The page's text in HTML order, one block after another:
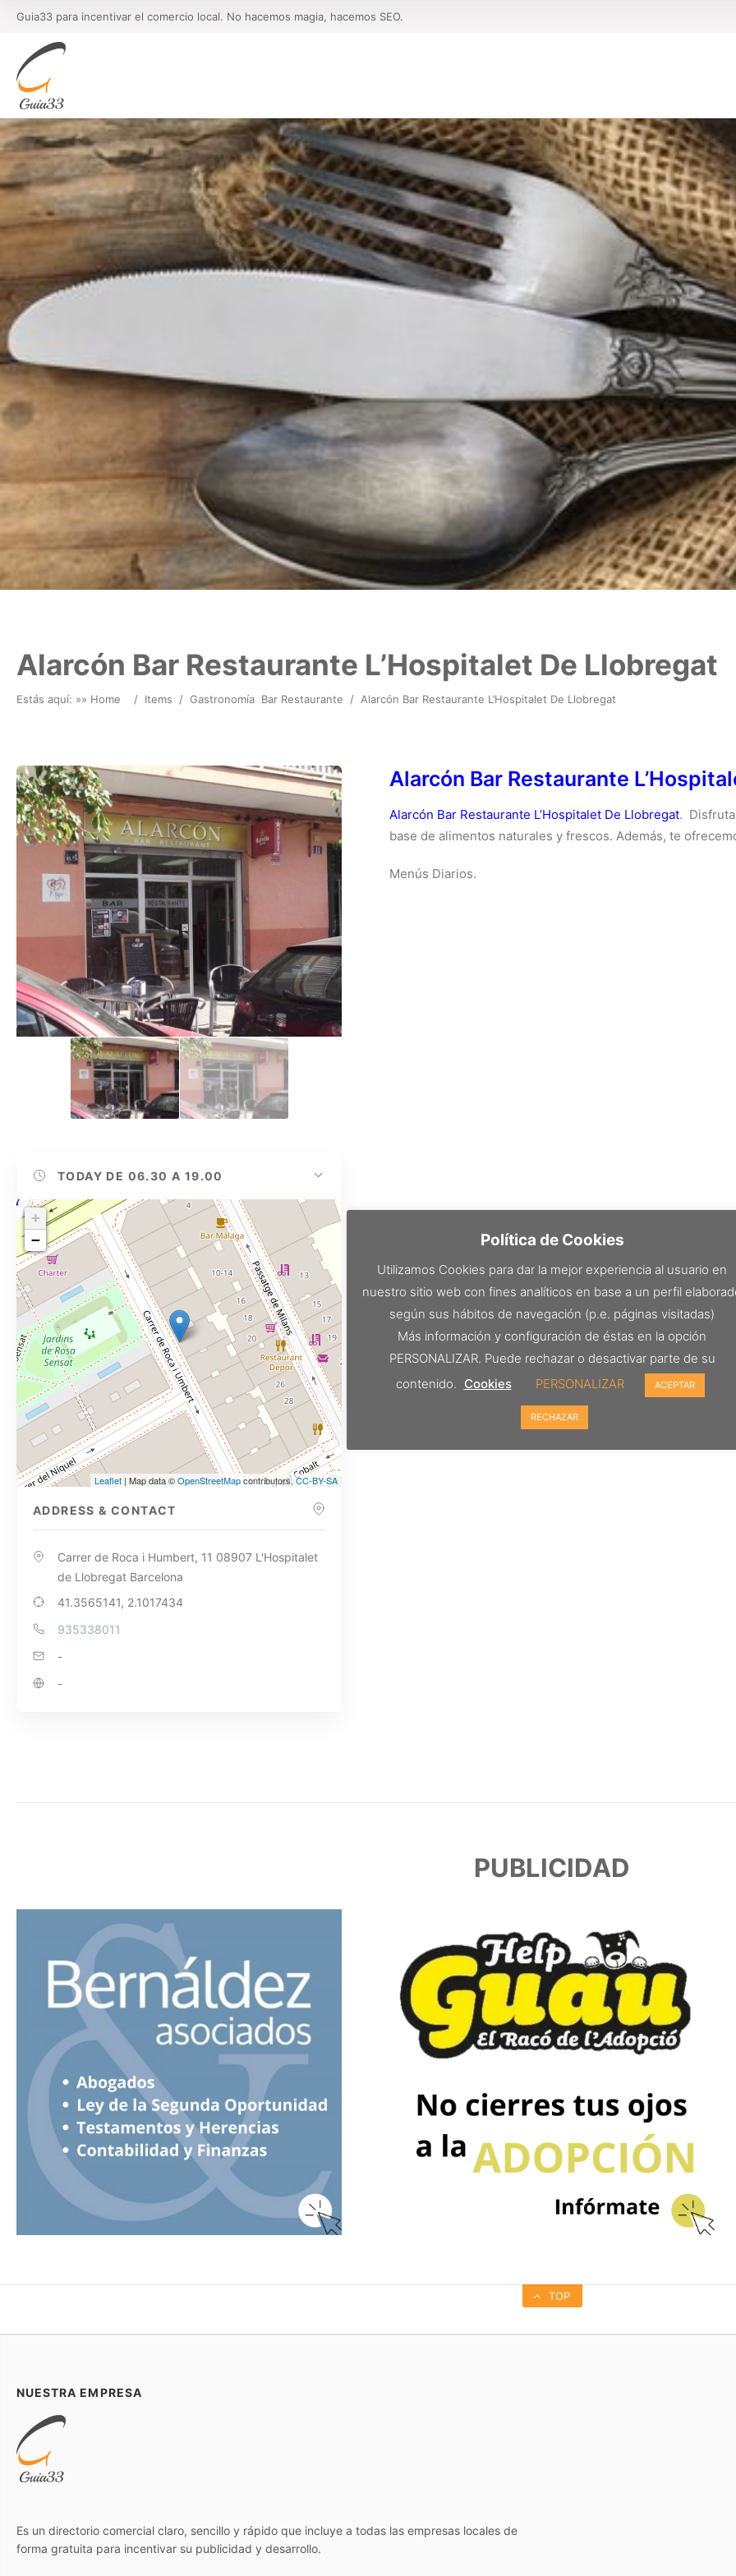
Guia33 para incentivar el comercio local. No hacemos magia, hacemos SEO.
Alarcón Bar Restaurante L’Hospitalet De Llobregat
Estás aquí: »» Home / Items / Gastronomía Bar Restaurante / Alarcón Bar Restaurante L’Hospitalet De Llobregat
TODAY DE 06.30 A 19.00
+
−
Leaflet | Map data ©OpenStreetMapcontributors,CC-BY-SA
ADDRESS & CONTACT
Carrer de Roca i Humbert, 11 08907 L'Hospitalet
de Llobregat Barcelona
41.3565141, 2.1017434
935338011
-
-
Alarcón Bar Restaurante
Alarcón Bar Restaurante L’Hospitalet De Llobregat.
base de alimentos naturales y frescos. Además, te
Menús Diarios.
PUBLICIDAD
TOP
NUESTRA EMPRESA
Es un directorio comercial claro, sencillo y rápido que incluye a todas las empresas locales de
forma gratuita para incentivar su publicidad y desarrollo.
Política de Cookies
Utilizamos Cookies para dar la mejor experiencia al usuario en
nuestro sitio web con fines analíticos en base a un perfil
según sus hábitos de navegación (p.e. páginas visitadas)
Más información y configuración de éstas en la opción
PERSONALIZAR. Puede rechazar o desactivar parte de su
contenido. Cookies PERSONALIZAR ACEPTAR
RECHAZAR